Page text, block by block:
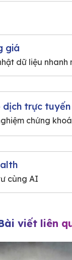
giá
dữ liệu nhanh
dịch trực tuyến
chứng
cùng AI
viết liên